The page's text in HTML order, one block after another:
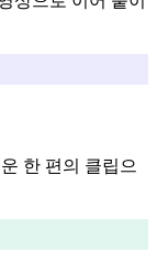
한 편의 클립으